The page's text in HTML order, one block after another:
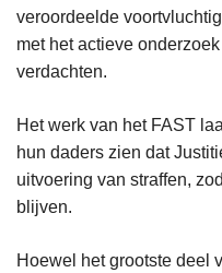
veroordeelde
met het actieve
verdachten.
Het werk van het FAST
hun daders zien dat
uitvoering van straffen,
blijven.
Hoewel het grootste deel